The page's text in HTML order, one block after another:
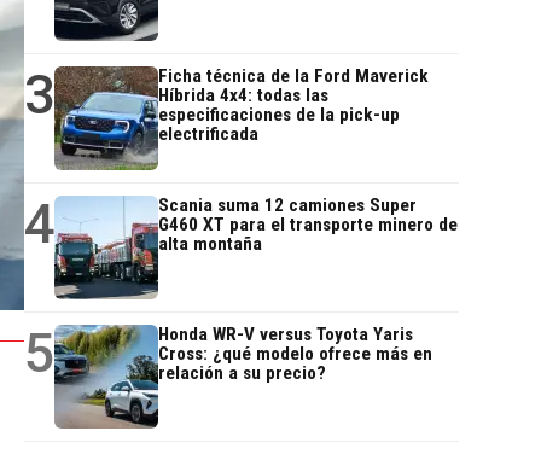
3
Ficha técnica de la Ford Maverick
Híbrida 4x4: todas las
especificaciones de la pick-up
electrificada
4
Scania suma 12 camiones Super
G460 XT para el transporte minero de
alta montaña
5
Honda WR-V versus Toyota Yaris
Cross: ¿qué modelo ofrece más en
relación a su precio?